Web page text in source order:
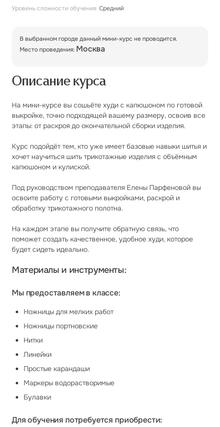
Уровень сложности обучения Средний
В выбранном городе данный мини-курс не проводится.
Место проведения: Москва
Описание курса
На мини-курсе вы сошьёте худи с капюшоном по готовой
выкройке, точно подходящей вашему размеру, освоив все
этапы: от раскроя до окончательной сборки изделия.
Курс подойдёт тем, кто уже имеет базовые навыки шитья и
хочет научиться шить трикотажные изделия с объёмным
капюшоном и кулиской.
Под руководством преподавателя Елены Парфеновой вы
освоите работу с готовыми выкройками, раскрой и
обработку трикотажного полотна.
На каждом этапе вы получите обратную связь, что
поможет создать качественное, удобное худи, которое
будет сидеть идеально.
Материалы и инструменты:
Мы предоставляем в классе:
Ножницы для мелких работ
Ножницы портновские
Нитки
Линейки
Простые карандаши
Маркеры водорастворимые
Булавки
Для обучения потребуется приобрести: